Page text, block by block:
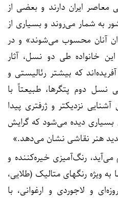
ایران دارند و بعضی از
به شمار می‌روند و بسیاری از
آنان محسوب می‌شوند» و در
خانواده طی دو نسل، آثار
که بیشتر رئالیستی و
نسل دوم پتگرها، طبیعتاً با
نزدیکتر و ژرفتری پیدا
بسیاری دیده می‌شود که گرایش
هنر نقاشی نشان می‌دهد.»
رنگ‌آمیزی خیره‌کننده و
ویژه رنگهای متالیک (طلایی،
و لاجوردی و ارغوانی، با